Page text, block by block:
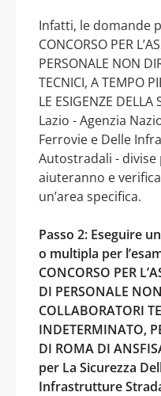
Infatti, le domande
CONCORSO PER
PERSONALE NON
TECNICI, A TEMPO
LE ESIGENZE DELLA
Lazio - Agenzia
Ferrovie e Delle
Autostradali -
aiuteranno e
un’area specifica.
Passo 2: Eseguire
o multipla per
CONCORSO PER
DI PERSONALE
COLLABORATORI
INDETERMINATO,
DI ROMA DI
per La Sicurezza
Infrastrutture